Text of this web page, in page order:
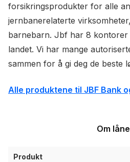
forsikringsprodukter for alle
jernbanerelaterte
barnebarn. Jbf har 8 kontorer
landet. Vi har mange
sammen for å gi deg de beste
Alle produktene til JBF Bank
Om
Produkt